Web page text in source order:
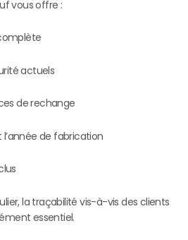
vous offre :
actuels
de rechange
de fabrication
la traçabilité vis-à-vis des clients
essentiel.